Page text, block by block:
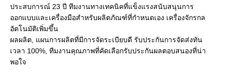
ประสบการณ์ 23 ปี ทีมงานทางเทคนิคที่แข็งแรงสนับสนุนการ
ออกแบบและเครื่องมือสําหรับผลิตภัณฑ์ที่กําหนดเอง เครื่องจักรกล
อัตโนมัติเพิ่มขึ้น
ผลผลิต, แผนการผลิตที่มีการจัดระเบียบดี รับประกันการจัดส่งทัน
เวลา 100%, ทีมงานคุณภาพที่คัดเลือกรับประกันผลตอบสนองที่น่า
พอใจ